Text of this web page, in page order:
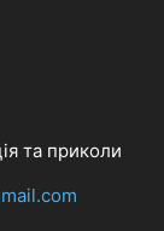
та приколи